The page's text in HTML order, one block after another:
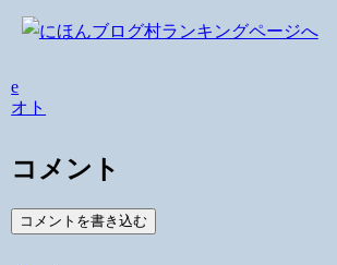
e
オト
コメント
コメントを書き込む